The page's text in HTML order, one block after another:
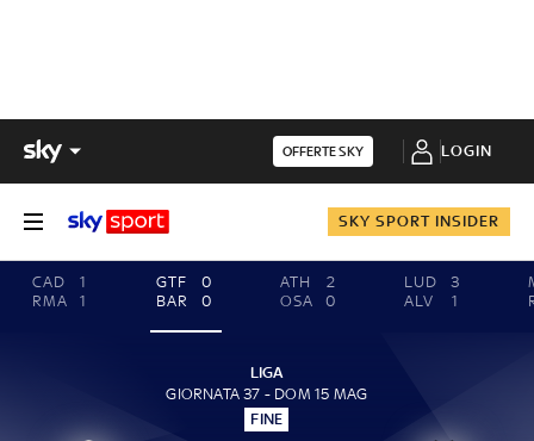
OFFERTE SKY LOGIN
SKY SPORT INSIDER
CAD
1
RMA
1
GTF
0
BAR
0
ATH
2
OSA
0
LUD
3
ALV
1
LIGA
GIORNATA 37 - DOM 15 MAG
FINE